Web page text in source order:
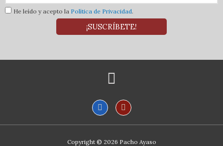
He leído y acepto la Política de Privacidad.
¡SUSCRÍBETE!
Copyright © 2026 Pacho Ayaso